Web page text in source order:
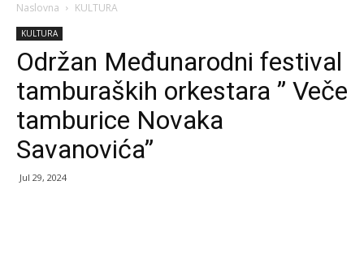
Naslovna KULTURA
KULTURA
Održan Međunarodni festival
tamburaških orkestara ” Veče
tamburice Novaka
Savanovića”
Jul 29, 2024